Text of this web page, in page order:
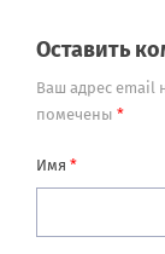
Оставить
Ваш адрес email
помечены *
Имя *